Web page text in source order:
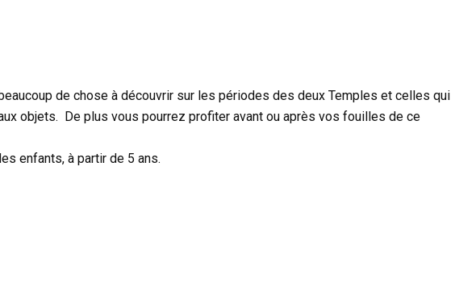
de chose à découvrir sur les périodes des deux Temples et celles qui
objets. De plus vous pourrez profiter avant ou après vos fouilles de ce
enfants, à partir de 5 ans.